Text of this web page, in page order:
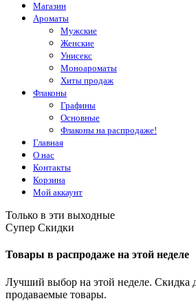
Магазин
Ароматы
Мужские
Женские
Унисекс
Моноароматы
Хиты продаж
Флаконы
Графины
Основные
Флаконы на распродаже!
Главная
О нас
Контакты
Корзина
Мой аккаунт
Только в эти выходные
Супер Скидки
Товары в распродаже на этой неделе
Лучший выбор на этой неделе. Скидка
продаваемые товары.